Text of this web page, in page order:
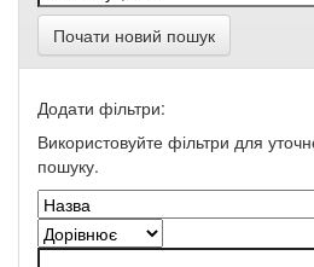
Почати новий пошук
Додати фільтри:
Використовуйте фільтри для
пошуку.